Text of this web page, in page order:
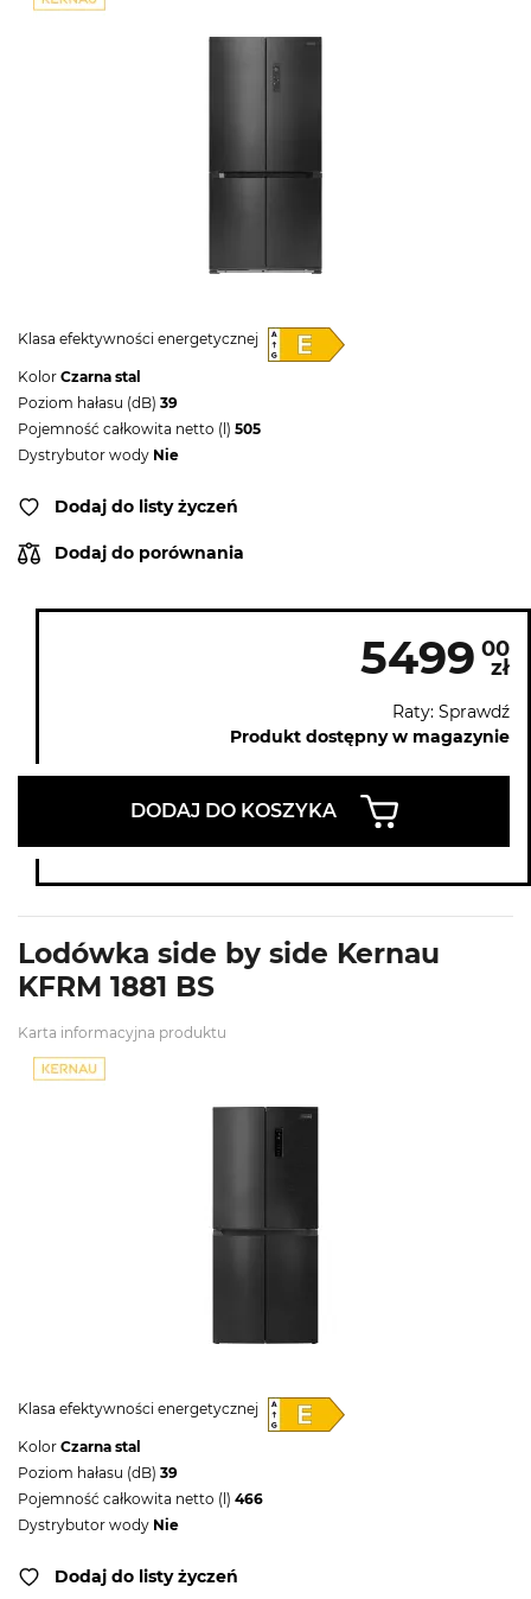
Klasa efektywności energetycznej
Kolor Czarna stal
Poziom hałasu (dB) 39
Pojemność całkowita netto (l) 505
Dystrybutor wody Nie
Dodaj do listy życzeń
Dodaj do porównania
5499 00
zł
Raty: Sprawdź
Produkt dostępny w magazynie
DODAJ DO KOSZYKA
Lodówka side by side Kernau
KFRM 1881 BS
Karta informacyjna produktu
Klasa efektywności energetycznej
Kolor Czarna stal
Poziom hałasu (dB) 39
Pojemność całkowita netto (l) 466
Dystrybutor wody Nie
Dodaj do listy życzeń